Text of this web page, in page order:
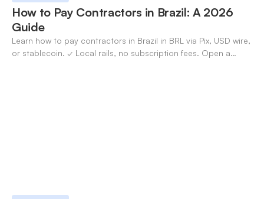
How to Pay Contractors in Brazil: A 2026
Guide
Learn how to pay contractors in Brazil in BRL via Pix, USD wire,
or stablecoin. ✓ Local rails, no subscription fees. Open a